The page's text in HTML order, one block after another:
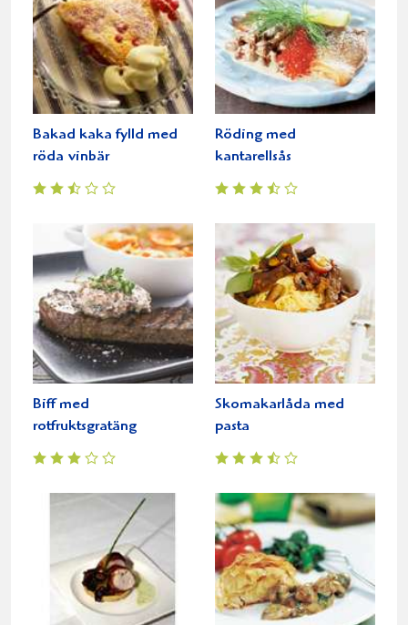
Bakad kaka fylld med
röda vinbär
Röding med
kantarellsås
Biff med
rotfruktsgratäng
Skomakarlåda med
pasta